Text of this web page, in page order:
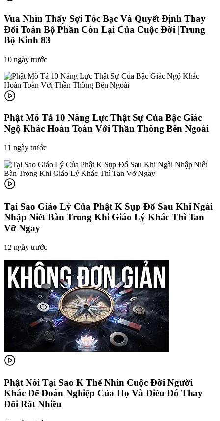
Vua Nhìn Thấy Sợi Tóc Bạc Và Quyết Định Thay
Đổi Toàn Bộ Phần Còn Lại Của Cuộc Đời |Trung
Bộ Kinh 83
10 ngày trước
Phật Mô Tả 10 Năng Lực Thật Sự Của Bậc Giác
Ngộ Khác Hoàn Toàn Với Thần Thông Bên Ngoài
11 ngày trước
Tại Sao Giáo Lý Của Phật K Sụp Đổ Sau Khi Ngài
Nhập Niết Bàn Trong Khi Giáo Lý Khác Thì Tan
Vỡ Ngay
12 ngày trước
Phật Nói Tại Sao K Thể Nhìn Cuộc Đời Người
Khác Để Đoán Nghiệp Của Họ Và Điều Đó Thay
Đổi Rất Nhiều